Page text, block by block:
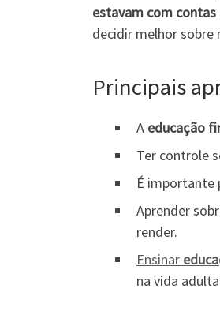
estavam com
decidir melhor sobre
Principais
A educação
Ter controle
É importante
Aprender
render.
Ensinar
na vida